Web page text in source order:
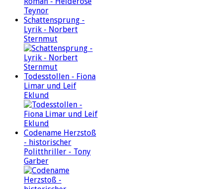
Schattensprung -
Lyrik - Norbert
Sternmut
Todesstollen - Fiona
Limar und Leif
Eklund
Codename Herzstoß
- historischer
Politthriller - Tony
Garber